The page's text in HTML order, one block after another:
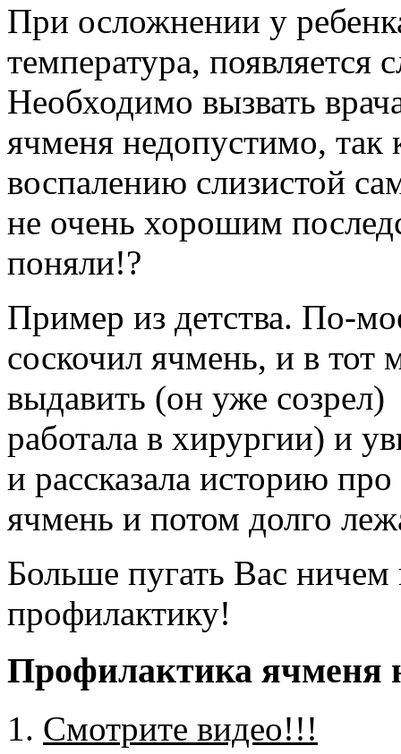
При осложнении у
температура, появляется
Необходимо вызвать
ячменя недопустимо, так
воспалению слизистой
не очень хорошим
поняли!?
Пример из детства. По-
соскочил ячмень, и в тот
выдавить (он уже
работала в хирургии) и
и рассказала историю
ячмень и потом долго
Больше пугать Вас
профилактику!
Профилактика ячменя
1. Смотрите видео!!!